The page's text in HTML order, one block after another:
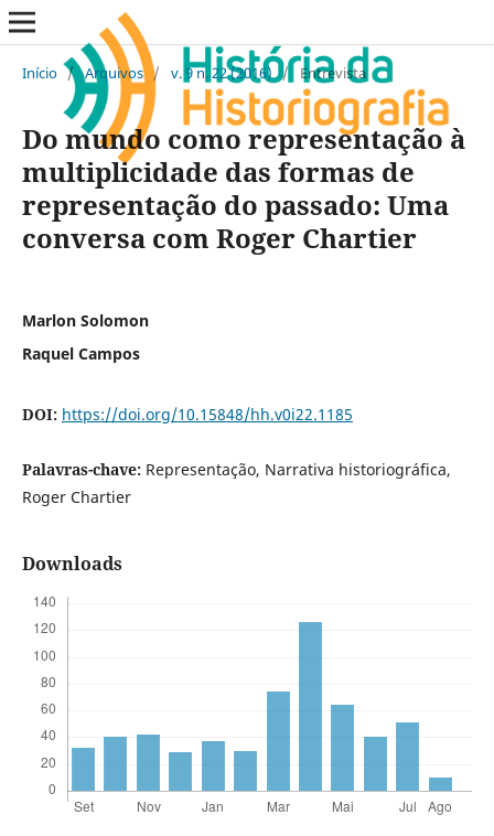
Início / Arquivos / v. 9 n. 22 (2016) / Entrevista
Do mundo como representação à
multiplicidade das formas de
representação do passado: Uma
conversa com Roger Chartier
Marlon Solomon
Raquel Campos
DOI: https://doi.org/10.15848/hh.v0i22.1185
Palavras-chave: Representação, Narrativa historiográfica,
Roger Chartier
Downloads